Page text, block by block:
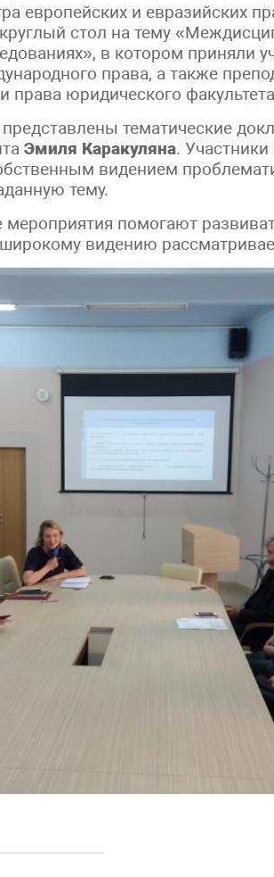
европейских и евразийских
стол на тему
в котором приняли
права, а также
права юридического
тематические
Эмиля Каракуляна.
видением
тему.
помогают
видению